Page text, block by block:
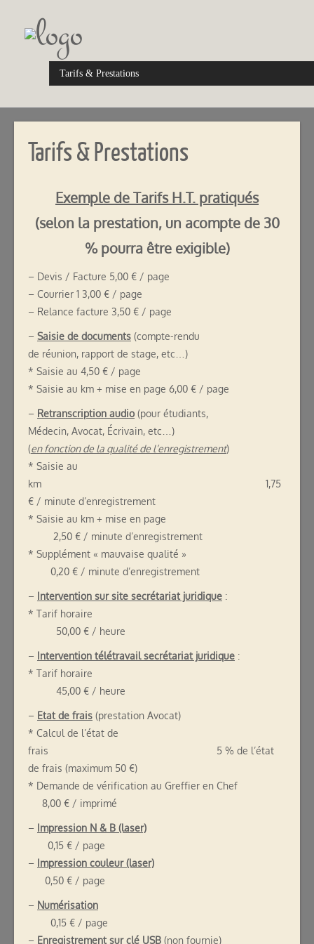
Tarifs & Prestations
Exemple de Tarifs H.T. pratiqués
(selon la prestation, un acompte de 30
% pourra être exigible)
– Devis / Facture 5,00 € / page
– Courrier 1 3,00 € / page
– Relance facture 3,50 € / page
– Saisie de documents (compte-rendu
de réunion, rapport de stage, etc…)
* Saisie au 4,50 € / page
* Saisie au km + mise en page 6,00 € / page
– Retranscription audio (pour étudiants,
Médecin, Avocat, Écrivain, etc…)
(en fonction de la qualité de l’enregistrement)
* Saisie au
km 1,75
€ / minute d’enregistrement
* Saisie au km + mise en page
2,50 € / minute d’enregistrement
* Supplément « mauvaise qualité »
0,20 € / minute d’enregistrement
– Intervention sur site secrétariat juridique :
* Tarif horaire
50,00 € / heure
– Intervention télétravail secrétariat juridique :
* Tarif horaire
45,00 € / heure
– Etat de frais (prestation Avocat)
* Calcul de l’état de
frais 5 % de l’état
de frais (maximum 50 €)
* Demande de vérification au Greffier en Chef
8,00 € / imprimé
– Impression N & B (laser)
0,15 € / page
– Impression couleur (laser)
0,50 € / page
– Numérisation
0,15 € / page
– Enregistrement sur clé USB (non fournie)